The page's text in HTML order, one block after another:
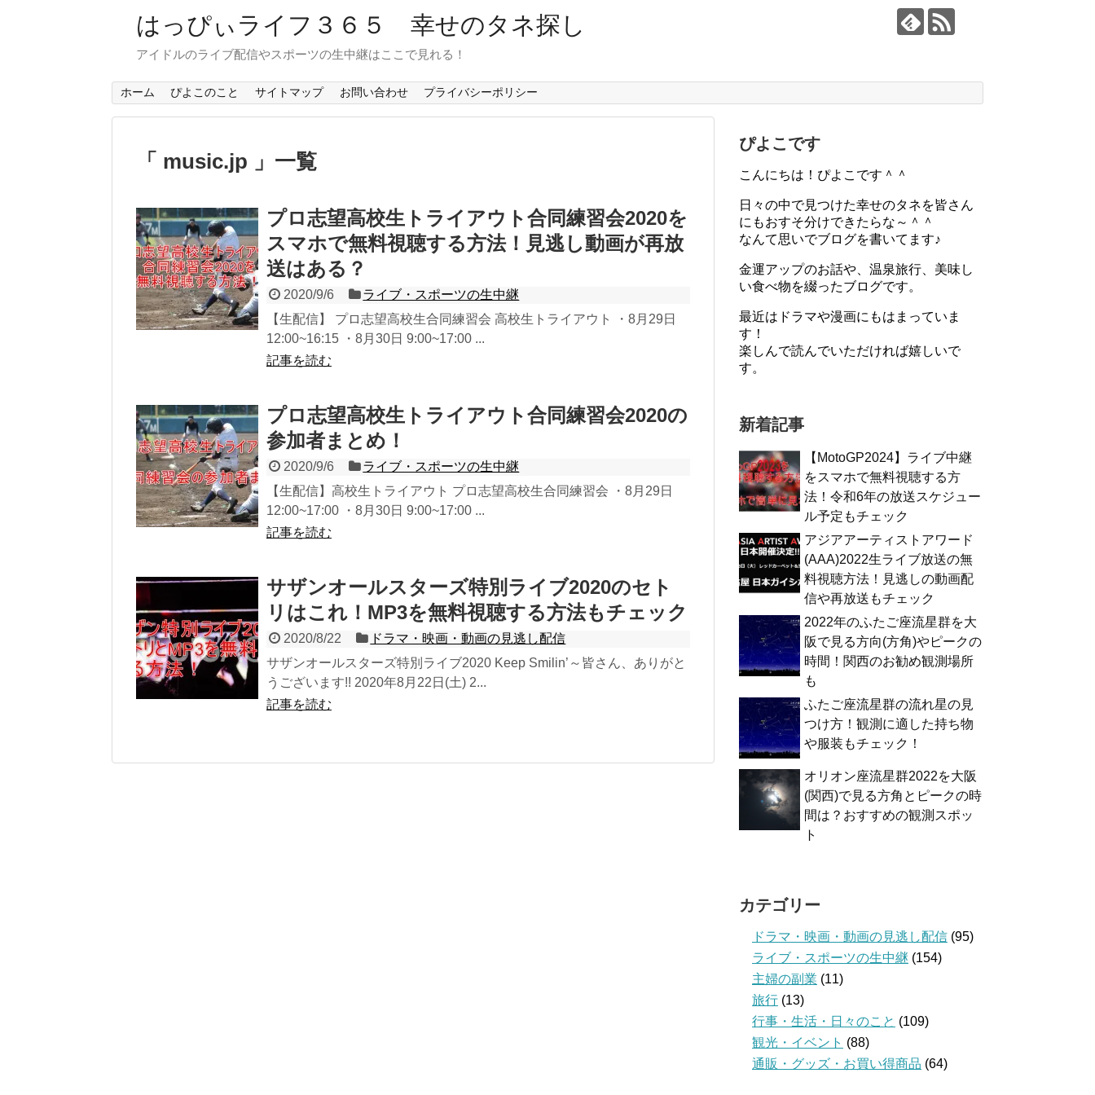
はっぴぃライフ３６５ 幸せのタネ探し
アイドルのライブ配信やスポーツの生中継はここで見れる！
ホーム ぴよこのこと サイトマップ お問い合わせ プライバシーポリシー
「 music.jp 」一覧
プロ志望高校生トライアウト合同練習会2020を
スマホで無料視聴する方法！見逃し動画が再放
送はある？
2020/9/6
ライブ・スポーツの生中継
【生配信】 プロ志望高校生合同練習会 高校生トライアウト ・8月29日
12:00~16:15 ・8月30日 9:00~17:00 ...
記事を読む
プロ志望高校生トライアウト合同練習会2020の
参加者まとめ！
2020/9/6
ライブ・スポーツの生中継
【生配信】高校生トライアウト プロ志望高校生合同練習会 ・8月29日
12:00~17:00 ・8月30日 9:00~17:00 ...
記事を読む
サザンオールスターズ特別ライブ2020のセト
リはこれ！MP3を無料視聴する方法もチェック
2020/8/22
ドラマ・映画・動画の見逃し配信
サザンオールスターズ特別ライブ2020 Keep Smilin’～皆さん、ありがと
うございます!! 2020年8月22日(土) 2...
記事を読む
ぴよこです
こんにちは！ぴよこです＾＾
日々の中で見つけた幸せのタネを皆さん
にもおすそ分けできたらな～＾＾
なんて思いでブログを書いてます♪
金運アップのお話や、温泉旅行、美味し
い食べ物を綴ったブログです。
最近はドラマや漫画にもはまっていま
す！
楽しんで読んでいただければ嬉しいで
す。
新着記事
【MotoGP2024】ライブ中継
をスマホで無料視聴する方
法！令和6年の放送スケジュー
ル予定もチェック
アジアアーティストアワード
(AAA)2022生ライブ放送の無
料視聴方法！見逃しの動画配
信や再放送もチェック
2022年のふたご座流星群を大
阪で見る方向(方角)やピークの
時間！関西のお勧め観測場所
も
ふたご座流星群の流れ星の見
つけ方！観測に適した持ち物
や服装もチェック！
オリオン座流星群2022を大阪
(関西)で見る方角とピークの時
間は？おすすめの観測スポッ
ト
カテゴリー
ドラマ・映画・動画の見逃し配信 (95)
ライブ・スポーツの生中継 (154)
主婦の副業 (11)
旅行 (13)
行事・生活・日々のこと (109)
観光・イベント (88)
通販・グッズ・お買い得商品 (64)